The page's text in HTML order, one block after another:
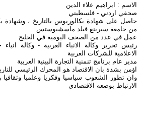
الاسم : ابراهيم علاء الدين
صحفي اردني - فلسطيني
حاصل على شهادة بكالوريوس بالتاريخ ، وشهادة
من جامعة سبرينغ فيلد ماسشيوستس
عمل في عدد من الصحف اليومية في الخليج
رئيس تحرير وكالة الانباء العربية - وكالة
الاعلامية للشركات العربية
مدير عام برنامج تنمنية التجارة البينية العربية
اؤمن بشدة بان الاقتصاد هو المحرك الرئيسي
وان تطور الشعوب سياسيا وفكريا وعلميا وثقافيا
الارتباط بوضعه الاقتصادي